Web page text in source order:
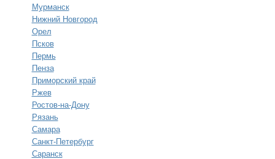
Мурманск
Нижний Новгород
Орел
Псков
Пермь
Пенза
Приморский край
Ржев
Ростов-на-Дону
Рязань
Самара
Санкт-Петербург
Саранск